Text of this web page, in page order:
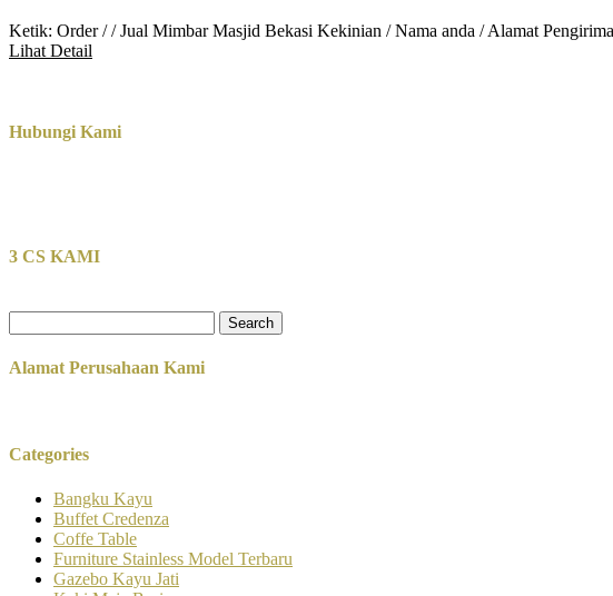
Ketik: Order / / Jual Mimbar Masjid Bekasi Kekinian / Nama anda / Alamat
Lihat Detail
Hubungi Kami
3 CS KAMI
for:
Alamat Perusahaan Kami
Categories
Bangku Kayu
Buffet Credenza
Coffe Table
Furniture Stainless Model Terbaru
Gazebo Kayu Jati